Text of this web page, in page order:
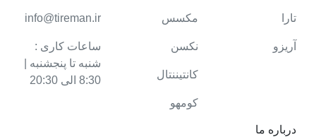
درباره ما
تارا
آریزو
مکسس
نکسن
کانتیننتال
کومهو
info@tireman.ir
ساعات کاری :
شنبه تا پنجشنبه |
8:30 الی 20:30